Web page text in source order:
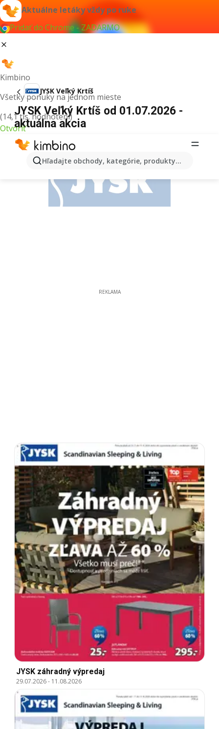
Aktuálne letáky vždy po ruke
Pridať do Chrome - ZADARMO
Kimbino
Všetky ponuky na jednom mieste
(14,1 tis. hodnotení)
Otvoriť
Hľadajte obchody, kategórie, produkty...
JYSK Veľký Krtíš
JYSK Veľký Krtíš od 01.07.2026 -
aktuálna akcia
REKLAMA
JYSK záhradný výpredaj
29.07.2026- 11.08.2026